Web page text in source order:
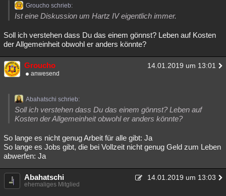
Groucho schrieb:
Ist eine Diskussion um Hartz IV eigentlich immer.
Soll ich verstehen dass Du das einem gönnst? Leben auf Kosten
der Allgemeinheit obwohl er anders könnte?
Groucho 14.01.2019 um 13:01
anwesend
Abahatschi schrieb:
Soll ich verstehen dass Du das einem gönnst? Leben auf
Kosten der Allgemeinheit obwohl er anders könnte?
So lange es nicht genug Arbeit für alle gibt: Ja
So lange es Jobs gibt, die bei Vollzeit nicht genug Geld zum Leben
abwerfen: Ja
Abahatschi 14.01.2019 um 13:03
ehemaliges Mitglied